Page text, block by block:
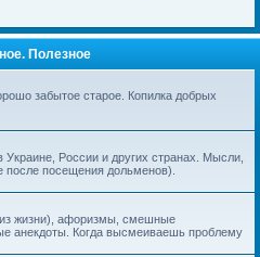
Полезное
забытое старое. Копилка добрых
России и других странах. Мысли,
после посещения дольменов).
жизни), афоризмы, смешные
анекдоты. Когда высмеиваешь проблему